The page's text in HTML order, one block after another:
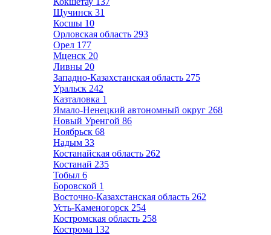
Щучинск 31
Косшы 10
Орловская область 293
Орел 177
Мценск 20
Ливны 20
Западно-Казахстанская область 275
Уральск 242
Казталовка 1
Ямало-Ненецкий автономный округ 268
Новый Уренгой 86
Ноябрьск 68
Надым 33
Костанайская область 262
Костанай 235
Тобыл 6
Боровской 1
Восточно-Казахстанская область 262
Усть-Каменогорск 254
Костромская область 258
Кострома 132